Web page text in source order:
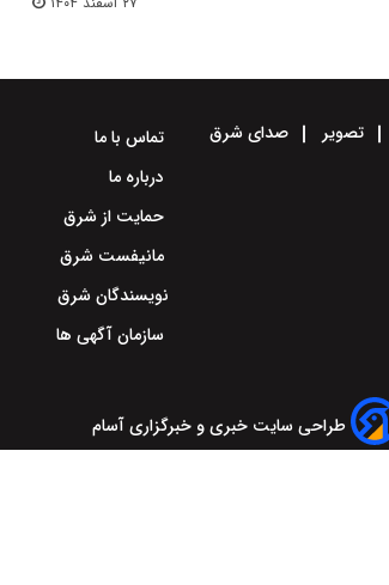
تصویر صدای شرق
تماس با ما
درباره ما
حمایت از شرق
مانیفست شرق
نویسندگان شرق
سازمان آگهی ها
طراحی سایت خبری و خبرگزاری آسام